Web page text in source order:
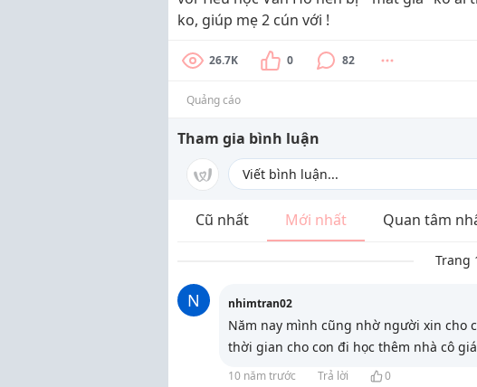
ko, giúp mẹ 2 cún với !
26.7K 0 82
Quảng cáo
Tham gia bình luận
Cũ nhất Mới nhất Quan tâm
Trang
N nhimtran02
Năm nay mình cũng nhờ người xin cho
thời gian cho con đi học thêm nhà cô
10 năm trước Trả lời 0